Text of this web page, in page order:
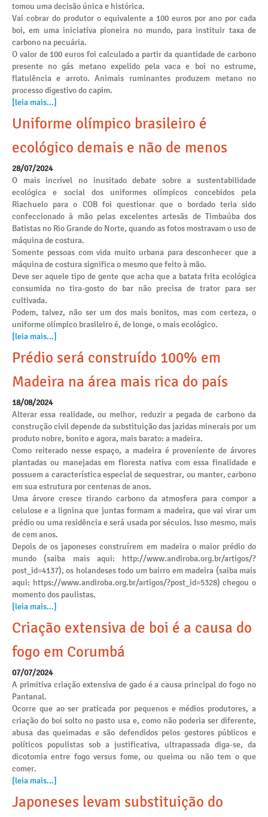
tomou uma decisão única e histórica.
Vai cobrar do produtor o equivalente a 100 euros por ano por cada
boi, em uma iniciativa pioneira no mundo, para instituir taxa de
carbono na pecuária.
O valor de 100 euros foi calculado a partir da quantidade de carbono
presente no gás metano expelido pela vaca e boi no estrume,
flatulência e arroto. Animais ruminantes produzem metano no
processo digestivo do capim.
[leia mais...]
Uniforme olímpico brasileiro é
ecológico demais e não de menos
28/07/2024
O mais incrível no inusitado debate sobre a sustentabilidade
ecológica e social dos uniformes olímpicos concebidos pela
Riachuelo para o COB foi questionar que o bordado teria sido
confeccionado à mão pelas excelentes artesãs de Timbaúba dos
Batistas no Rio Grande do Norte, quando as fotos mostravam o uso de
máquina de costura.
Somente pessoas com vida muito urbana para desconhecer que a
máquina de costura significa o mesmo que feito à mão.
Deve ser aquele tipo de gente que acha que a batata frita ecológica
consumida no tira-gosto do bar não precisa de trator para ser
cultivada.
Podem, talvez, não ser um dos mais bonitos, mas com certeza, o
uniforme olímpico brasileiro é, de longe, o mais ecológico.
[leia mais...]
Prédio será construído 100% em
Madeira na área mais rica do país
18/08/2024
Alterar essa realidade, ou melhor, reduzir a pegada de carbono da
construção civil depende da substituição das jazidas minerais por um
produto nobre, bonito e agora, mais barato: a madeira.
Como reiterado nesse espaço, a madeira é proveniente de árvores
plantadas ou manejadas em floresta nativa com essa finalidade e
possuem a característica especial de sequestrar, ou manter, carbono
em sua estrutura por centenas de anos.
Uma árvore cresce tirando carbono da atmosfera para compor a
celulose e a lignina que juntas formam a madeira, que vai virar um
prédio ou uma residência e será usada por séculos. Isso mesmo, mais
de cem anos.
Depois de os japoneses construírem em madeira o maior prédio do
mundo (saiba mais aqui: http://www.andiroba.org.br/artigos/?
post_id=4137), os holandeses todo um bairro em madeira (saiba mais
aqui: https://www.andiroba.org.br/artigos/?post_id=5328) chegou o
momento dos paulistas.
[leia mais...]
Criação extensiva de boi é a causa do
fogo em Corumbá
07/07/2024
A primitiva criação extensiva de gado é a causa principal do fogo no
Pantanal.
Ocorre que ao ser praticada por pequenos e médios produtores, a
criação do boi solto no pasto usa e, como não poderia ser diferente,
abusa das queimadas e são defendidos pelos gestores públicos e
políticos populistas sob a justificativa, ultrapassada diga-se, da
dicotomia entre fogo versus fome, ou queima ou não tem o que
comer.
[leia mais...]
Japoneses levam substituição do